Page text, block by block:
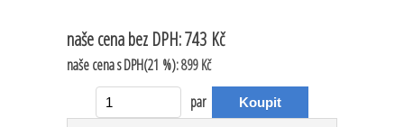
naše cenabez DPH:743 Kč
naše cenas DPH(21 %):899 Kč
par